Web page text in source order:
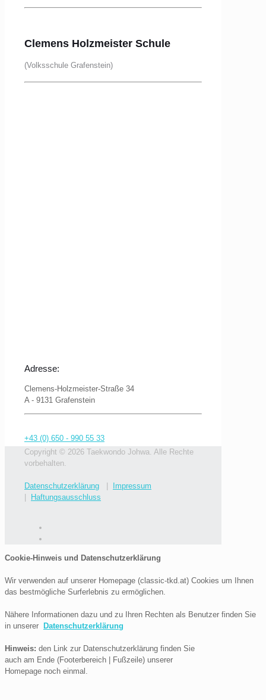
Clemens Holzmeister Schule
(Volksschule Grafenstein)
Adresse:
Clemens-Holzmeister-Straße 34
A - 9131 Grafenstein
+43 (0) 650 - 990 55 33
Copyright © 2026 Taekwondo Johwa. Alle Rechte
vorbehalten.
Datenschutzerklärung | Impressum
| Haftungsausschluss
Cookie-Hinweis und Datenschutzerklärung
Wir verwenden auf unserer Homepage (classic-tkd.at) Cookies um Ihnen
das bestmögliche Surferlebnis zu ermöglichen.
Nähere Informationen dazu und zu Ihren Rechten als Benutzer finden Sie
in unserer Datenschutzerklärung
Hinweis: den Link zur Datenschutzerklärung finden Sie
auch am Ende (Footerbereich | Fußzeile) unserer
Homepage noch einmal.